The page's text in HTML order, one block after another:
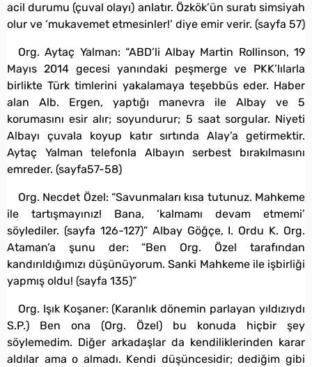
acil durumu (çuval olayı) anlatır. Özkök’ün suratı simsiyah
olur ve ‘mukavemet etmesinler!’ diye emir verir. (sayfa 57)
Org. Aytaç Yalman: “ABD’li Albay Martin Rollinson, 19
Mayıs 2014 gecesi yanındaki peşmerge ve PKK’lılarla
birlikte Türk timlerini yakalamaya teşebbüs eder. Haber
alan Alb. Ergen, yaptığı manevra ile Albay ve 5
korumasını esir alır; soyundurur; 5 saat sorgular. Niyeti
Albayı çuvala koyup katır sırtında Alay’a getirmektir.
Aytaç Yalman telefonla Albayın serbest bırakılmasını
emreder. (sayfa57-58)
Org. Necdet Özel: “Savunmaları kısa tutunuz. Mahkeme
ile tartışmayınız! Bana, ‘kalmamı devam etmemi’
söylediler. (sayfa 126-127)” Albay Göğçe, I. Ordu K. Org.
Ataman’a şunu der: “Ben Org. Özel tarafından
kandırıldığımızı düşünüyorum. Sanki Mahkeme ile işbirliği
yapmış oldu! (sayfa 135)”
Org. Işık Koşaner: (Karanlık dönemin parlayan yıldızıydı
S.P.) Ben ona (Org. Özel) bu konuda hiçbir şey
söylemedim. Diğer arkadaşlar da kendiliklerinden karar
aldılar ama o almadı. Kendi düşüncesidir; dediğim gibi